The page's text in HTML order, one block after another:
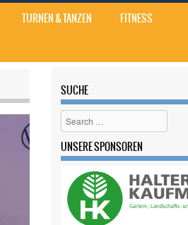
TURNEN & TANZEN
FITNESS
SUCHE
Search
UNSERE SPONSOREN